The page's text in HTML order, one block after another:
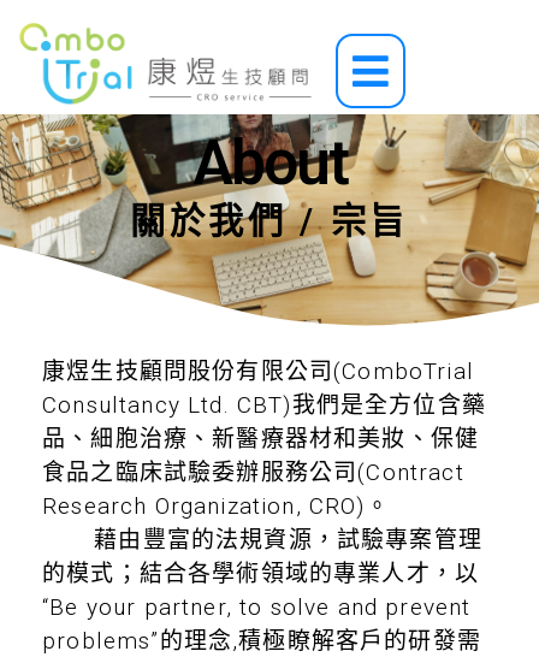
內
容
Main
Menu
About
關於我們 / 宗旨
康煜生技顧問股份有限公司(ComboTrial
Consultancy Ltd. CBT)我們是全方位含藥
品、細胞治療、新醫療器材和美妝、保健
食品之臨床試驗委辦服務公司(Contract
Research Organization, CRO)。
藉由豐富的法規資源，試驗專案管理
的模式；結合各學術領域的專業人才，以
“Be your partner, to solve and prevent
problems”的理念,積極瞭解客戶的研發需